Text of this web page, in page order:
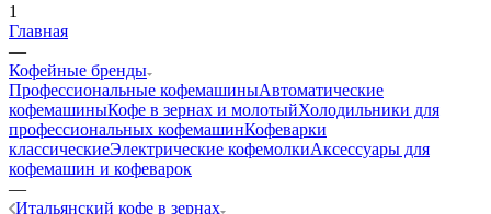
1
Главная
—
Кофейные бренды
Профессиональные кофемашиныАвтоматические
кофемашиныКофе в зернах и молотыйХолодильники для
профессиональных кофемашинКофеварки
классическиеЭлектрические кофемолкиАксессуары для
кофемашин и кофеварок
—
Итальянский кофе в зернах